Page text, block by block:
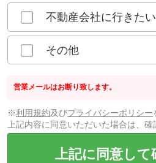
不動産会社に行きたい
その他
営業メールはお断り致します。
※利用規約及びプライバシーポリシー
上記内容に同意いただいた場合は、確
上記に同意して